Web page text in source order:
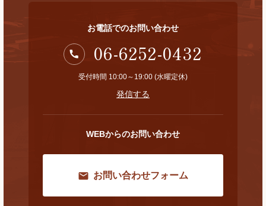
お電話でのお問い合わせ
06-6252-0432
受付時間 10:00～19:00 (水曜定休)
発信する
WEBからのお問い合わせ
お問い合わせフォーム